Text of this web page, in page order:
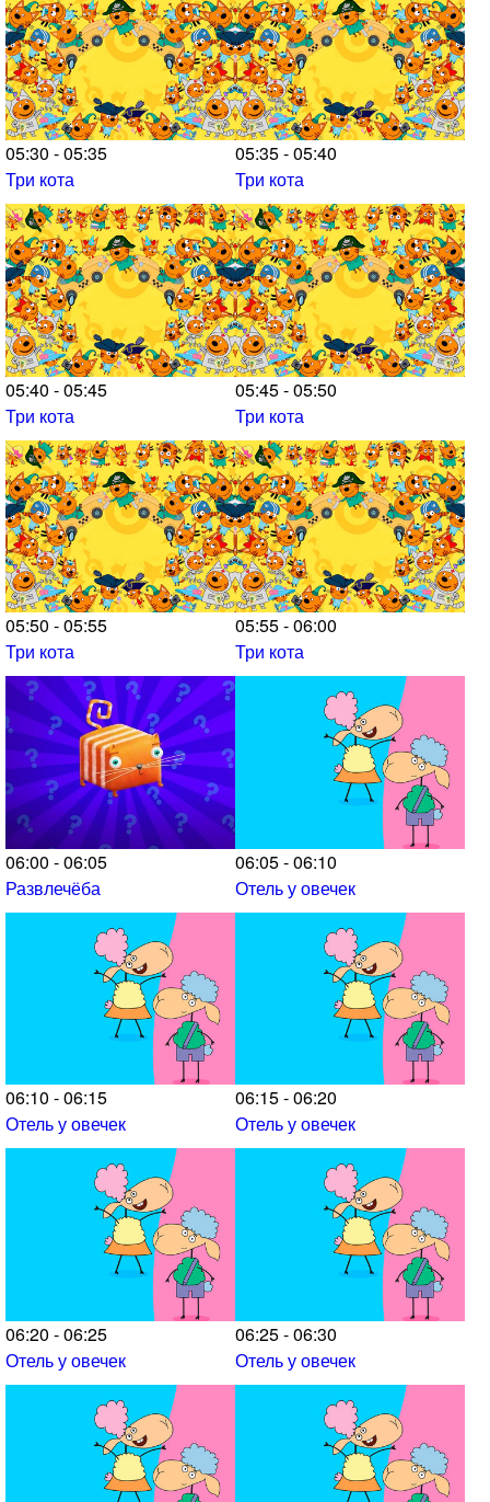
05:30 - 05:35
Три кота
05:35 - 05:40
Три кота
05:40 - 05:45
Три кота
05:45 - 05:50
Три кота
05:50 - 05:55
Три кота
05:55 - 06:00
Три кота
06:00 - 06:05
Развлечёба
06:05 - 06:10
Отель у овечек
06:10 - 06:15
Отель у овечек
06:15 - 06:20
Отель у овечек
06:20 - 06:25
Отель у овечек
06:25 - 06:30
Отель у овечек